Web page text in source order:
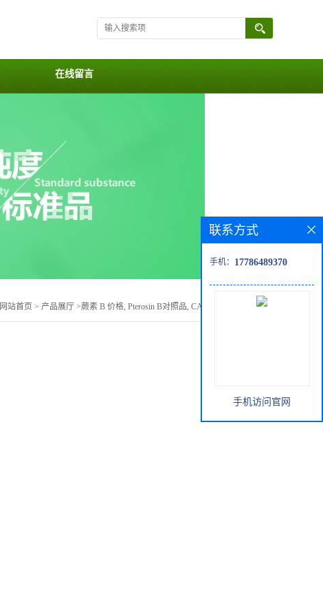
在线留言
网站首页 > 产品展厅 >蕨素 B 价格, Pterosin B对照品, CAS号:34175-96-7
联系方式
手机： 17786489370
手机访问官网